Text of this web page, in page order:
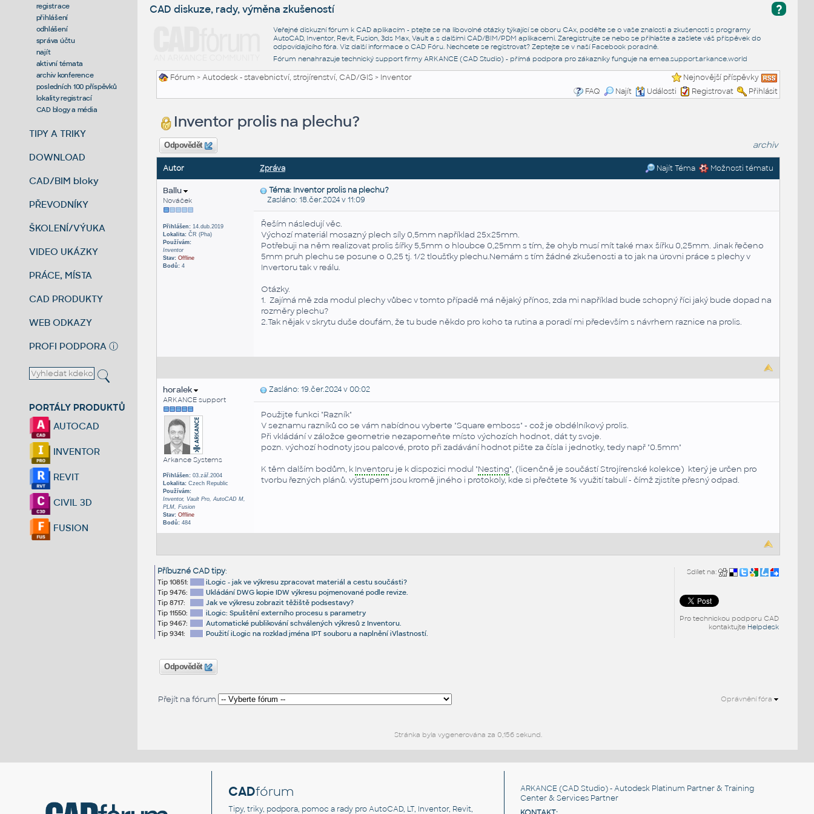
registrace
přihlášení
odhlášení
správa účtu
najít
aktivní témata
archiv konference
posledních 100 příspěvků
lokality registrací
CAD blogy a média
TIPY A TRIKY
DOWNLOAD
CAD/BIM bloky
PŘEVODNÍKY
ŠKOLENÍ/VÝUKA
VIDEO UKÁZKY
PRÁCE, MÍSTA
CAD PRODUKTY
WEB ODKAZY
PROFI PODPORA ⓘ
PORTÁLY PRODUKTŮ
AUTOCAD
INVENTOR
REVIT
CIVIL 3D
FUSION
?
CAD diskuze, rady, výměna zkušeností
Veřejné diskuzní fórum k CAD aplikacím - ptejte se na libovolné otázky týkající se oboru CAx, podělte se o vaše znalosti a zkušenosti s programy
AutoCAD, Inventor, Revit, Fusion, 3ds Max, Vault a s dalšími CAD/BIM/PDM aplikacemi. Zaregistrujte se nebo se přihlašte a zašlete váš příspěvek do
odpovídajícího fóra. Viz další informace o CAD Fóru. Nechcete se registrovat? Zeptejte se v naší Facebook poradně.
Fórum nenahrazuje technický support firmy ARKANCE (CAD Studio) - přímá podpora pro zákazníky funguje na emea.support.arkance.world
Fórum >Autodesk - stavebnictví, strojírenství, CAD/GIS> Inventor
Nejnovější příspěvky
FAQ
Najít Události Registrovat Přihlásit
Inventor prolis na plechu?
Odpovědět archiv
Autor Zpráva Najít Téma Možnosti tématu
Ballu
Nováček
Přihlášen:14.dub.2019
Lokalita:ČR (Pha)
Používám:
Inventor
Stav: Offline
Bodů:4
Téma: Inventor prolis na plechu?
Zasláno: 18.čer.2024 v 11:09
Řeším následují věc.
Výchozí materiál mosazný plech síly 0,5mm například 25x25mm.
Potřebuji na něm realizovat prolis šířky 5,5mm o hloubce 0,25mm s tím, že ohyb musí mít také max šířku 0,25mm. Jinak řečeno
5mm pruh plechu se posune o 0,25 tj. 1/2 tloušťky plechu.Nemám s tím žádné zkušenosti a to jak na úrovni práce s plechy v
Invertoru tak v reálu.
Otázky.
1. Zajímá mě zda modul plechy vůbec v tomto případě má nějaký přínos, zda mi například bude schopný říci jaký bude dopad na
rozměry plechu?
2.Tak nějak v skrytu duše doufám, že tu bude někdo pro koho ta rutina a poradí mi především s návrhem raznice na prolis.
horalek
ARKANCE support
Arkance Systems
Přihlášen:03.zář.2004
Lokalita:Czech Republic
Používám:
Inventor, Vault Pro, AutoCAD M,
PLM, Fusion
Stav: Offline
Bodů:484
Zasláno: 19.čer.2024 v 00:02
Použijte funkci "Razník"
V seznamu razníků co se vám nabídnou vyberte "Square emboss" - což je obdélníkový prolis.
Při vkládání v záložce geometrie nezapomeňte místo výchozích hodnot, dát ty svoje.
pozn. výchozí hodnoty jsou palcové, proto při zadávání hodnot pište za čísla i jednotky, tedy např "0.5mm"
K těm dalším bodům, k Inventoru je k dispozici modul "Nesting", (licenčně je součástí Strojírenské kolekce) který je určen pro
tvorbu řezných plánů. výstupem jsou kromě jiného i protokoly, kde si přečtete % využití tabulí - čímž zjistíte přesný odpad.
Sdílet na:
Pro technickou podporu CAD
kontaktujte Helpdesk
Příbuzné CAD tipy:
Tip 10851:
iLogic - jak ve výkresu zpracovat materiál a cestu součásti?
Tip 9476:
Ukládání DWG kopie IDW výkresu pojmenované podle revize.
Tip 8717:
Jak ve výkresu zobrazit těžiště podsestavy?
Tip 11550:
iLogic: Spuštění externího procesu s parametry
Tip 9467:
Automatické publikování schválených výkresů z Inventoru.
Tip 9341:
Použití iLogic na rozklad jména IPT souboru a naplnění iVlastností.
Odpovědět
Přejít na fórum Oprávnění fóra
Stránka byla vygenerována za 0,156 sekund.
CADfórum
Tipy, triky, podpora, pomoc a rady pro AutoCAD, LT, Inventor, Revit,
ARKANCE (CAD Studio) - Autodesk Platinum Partner & Training
Center & Services Partner